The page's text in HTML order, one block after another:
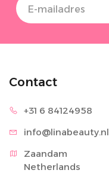
Contact
+31 6 84124958
info@linabeauty.nl
Zaandam
Netherlands